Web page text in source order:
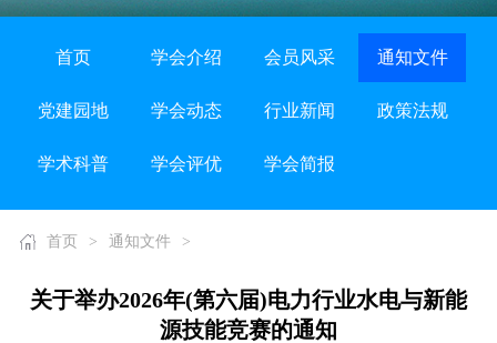
首页 学会介绍 会员风采 通知文件
党建园地 学会动态 行业新闻 政策法规
学术科普 学会评优 学会简报
首页 > 通知文件 >
关于举办2026年(第六届)电力行业水电与新能
源技能竞赛的通知